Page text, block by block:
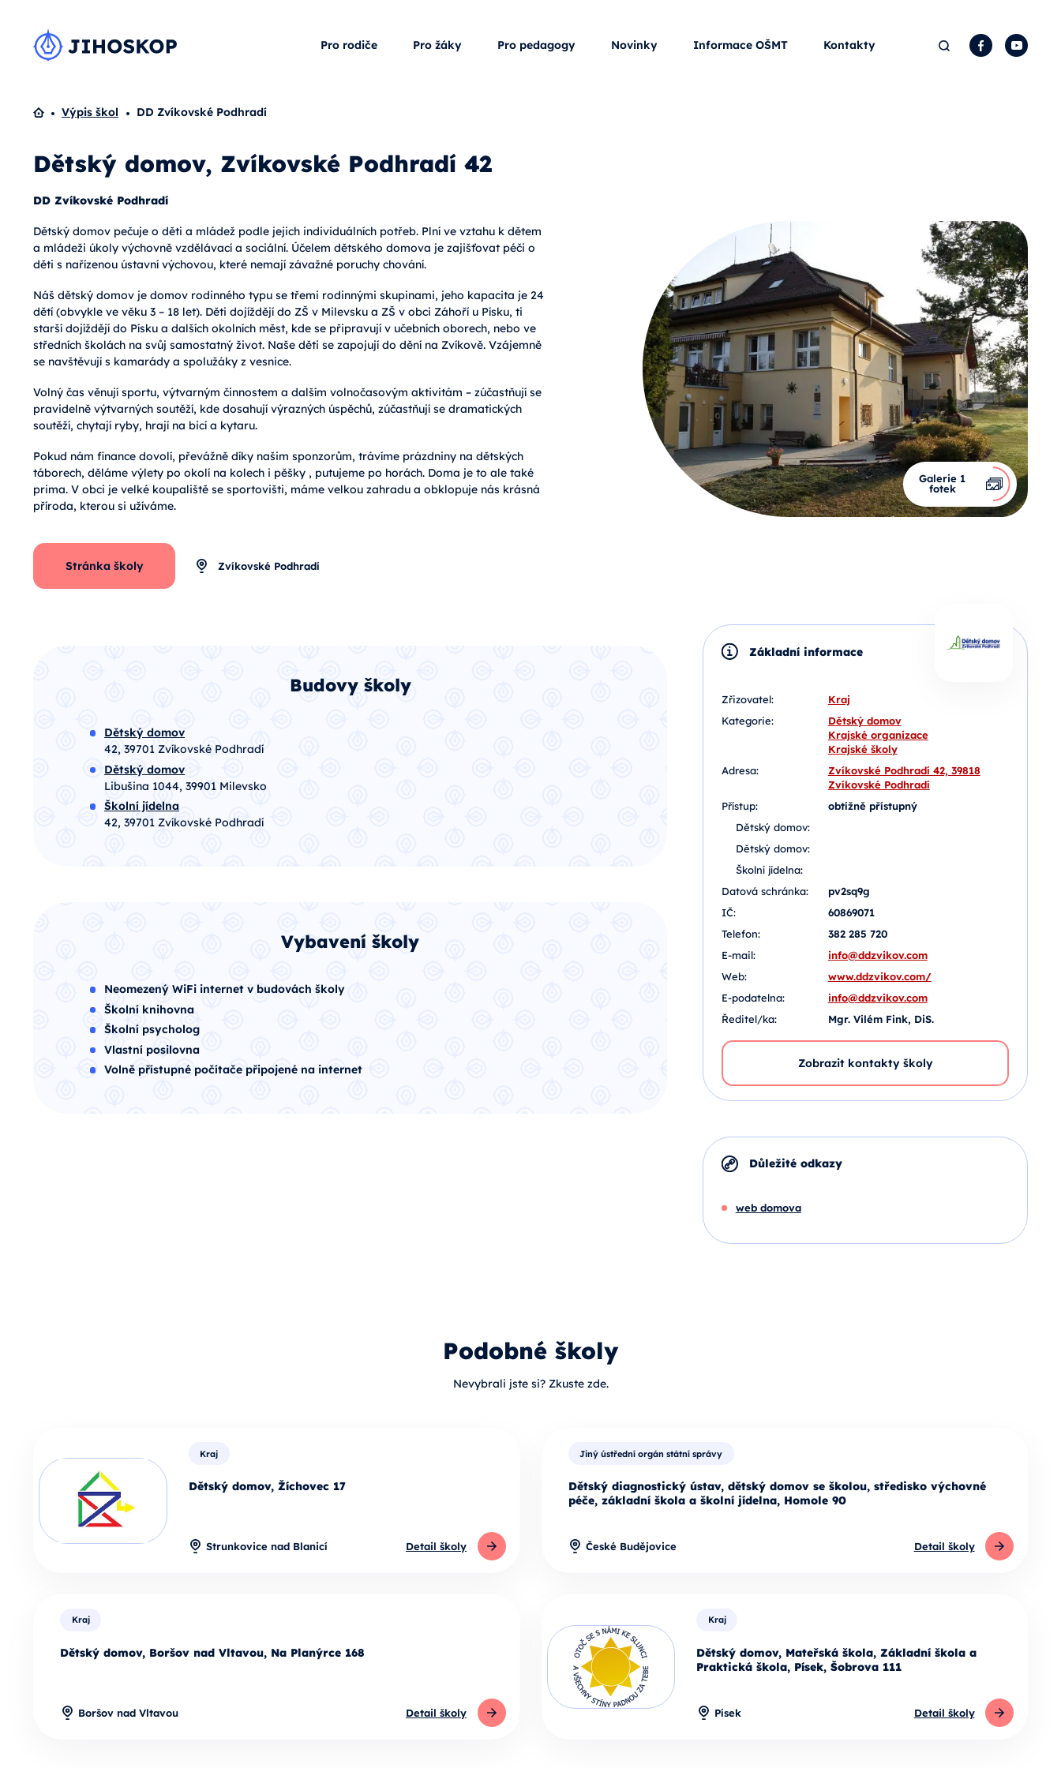
Pro rodiče Pro žáky Pro pedagogy Novinky Informace OŠMT Kontakty Hledat Facebook
Domů
Výpis škol DD Zvíkovské Podhradí
Dětský domov, Zvíkovské Podhradí 42
DD Zvíkovské Podhradí
Dětský domov pečuje o děti a mládež podle jejich individuálních potřeb. Plní ve vztahu k dětem
a mládeži úkoly výchovně vzdělávací a sociální. Účelem dětského domova je zajišťovat péči o
děti s nařízenou ústavní výchovou, které nemají závažné poruchy chování.
Náš dětský domov je domov rodinného typu se třemi rodinnými skupinami, jeho kapacita je 24
dětí (obvykle ve věku 3 – 18 let). Děti dojíždějí do ZŠ v Milevsku a ZŠ v obci Záhoří u Písku, ti
starší dojíždějí do Písku a dalších okolních měst, kde se připravují v učebních oborech, nebo ve
středních školách na svůj samostatný život. Naše děti se zapojují do dění na Zvíkově. Vzájemně
se navštěvují s kamarády a spolužáky z vesnice.
Volný čas věnují sportu, výtvarným činnostem a dalším volnočasovým aktivitám – zúčastňují se
pravidelně výtvarných soutěží, kde dosahují výrazných úspěchů, zúčastňují se dramatických
soutěží, chytají ryby, hrají na bicí a kytaru.
Pokud nám finance dovolí, převážně díky našim sponzorům, trávíme prázdniny na dětských
táborech, děláme výlety po okolí na kolech i pěšky , putujeme po horách. Doma je to ale také
prima. V obci je velké koupaliště se sportovišti, máme velkou zahradu a obklopuje nás krásná
příroda, kterou si užíváme.
Stránka školy Zvíkovské Podhradí
Galerie 1
fotek
Budovy školy
Dětský domov
42, 39701 Zvíkovské Podhradí
Dětský domov
Libušina 1044, 39901 Milevsko
Školní jídelna
42, 39701 Zvíkovské Podhradí
Vybavení školy
Neomezený WiFi internet v budovách školy
Školní knihovna
Školní psycholog
Vlastní posilovna
Volně přístupné počítače připojené na internet
Základní informace
Zřizovatel:
Kraj
Kategorie:
Dětský domov
Krajské organizace
Krajské školy
Adresa:
Zvíkovské Podhradí 42, 39818
Zvíkovské Podhradí
Přístup:
obtížně přístupný
Dětský domov:
Dětský domov:
Školní jídelna:
Datová schránka:
pv2sq9g
IČ:
60869071
Telefon:
382 285 720
E-mail:
info@ddzvikov.com
Web:
www.ddzvikov.com/
E-podatelna:
info@ddzvikov.com
Ředitel/ka:
Mgr. Vilém Fink, DiS.
Zobrazit kontakty školy
Důležité odkazy
web domova
Podobné školy
Nevybrali jste si? Zkuste zde.
Kraj
Dětský domov, Žíchovec 17
Strunkovice nad Blanicí Detail školy
Jiný ústřední orgán státní správy
Dětský diagnostický ústav, dětský domov se školou, středisko výchovné
péče, základní škola a školní jídelna, Homole 90
České Budějovice Detail školy
Kraj
Dětský domov, Boršov nad Vltavou, Na Planýrce 168
Boršov nad Vltavou Detail školy
Kraj
Dětský domov, Mateřská škola, Základní škola a
Praktická škola, Písek, Šobrova 111
Písek Detail školy